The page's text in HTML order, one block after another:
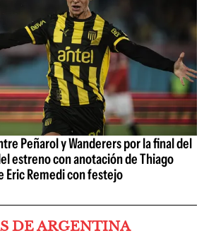
Peñarol y Wanderers por la final del
estreno con anotación de Thiago
Eric Remedi con festejo
DE ARGENTINA